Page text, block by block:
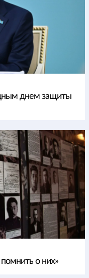
днем защиты
о них»